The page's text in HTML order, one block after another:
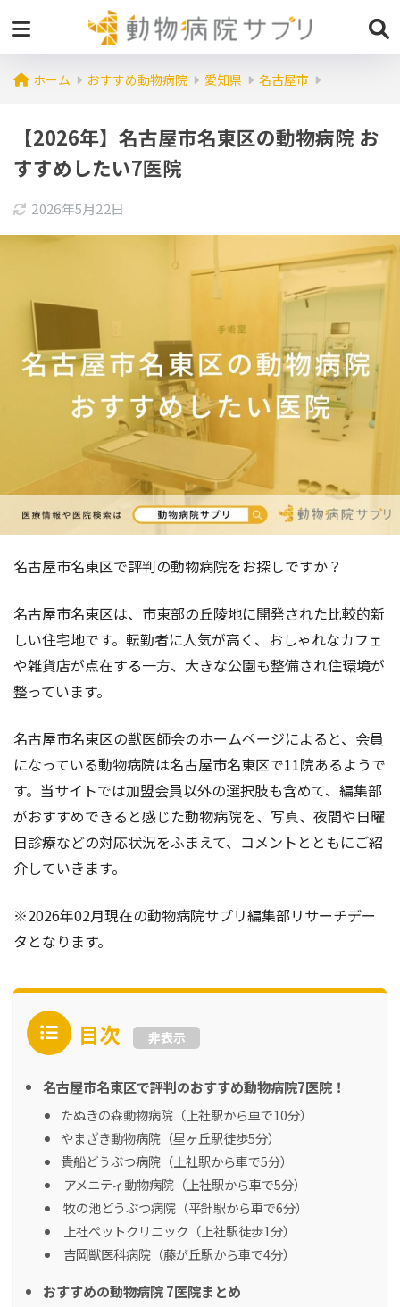
ホーム おすすめ動物病院 愛知県 名古屋市
【2026年】名古屋市名東区の動物病院 お
すすめしたい7医院
2026年5月22日
名古屋市名東区で評判の動物病院をお探しですか？
名古屋市名東区は、市東部の丘陵地に開発された比較的新
しい住宅地です。転勤者に人気が高く、おしゃれなカフェ
や雑貨店が点在する一方、大きな公園も整備され住環境が
整っています。
名古屋市名東区の獣医師会のホームページによると、会員
になっている動物病院は名古屋市名東区で11院あるようで
す。当サイトでは加盟会員以外の選択肢も含めて、編集部
がおすすめできると感じた動物病院を、写真、夜間や日曜
日診療などの対応状況をふまえて、コメントとともにご紹
介していきます。
※2026年02月現在の動物病院サプリ編集部リサーチデー
タとなります。
目次 非表示
名古屋市名東区で評判のおすすめ動物病院7医院！
たぬきの森動物病院（上社駅から車で10分）
やまざき動物病院（星ヶ丘駅徒歩5分）
貴船どうぶつ病院（上社駅から車で5分）
アメニティ動物病院（上社駅から車で5分）
牧の池どうぶつ病院（平針駅から車で6分）
上社ペットクリニック（上社駅徒歩1分）
吉岡獣医科病院（藤が丘駅から車で4分）
おすすめの動物病院 7医院まとめ